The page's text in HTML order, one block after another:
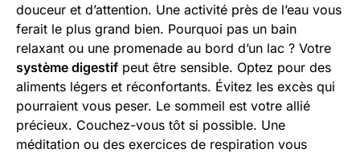
douceur et d’attention. Une activité près de l’eau vous
ferait le plus grand bien. Pourquoi pas un bain
relaxant ou une promenade au bord d’un lac ? Votre
système digestif peut être sensible. Optez pour des
aliments légers et réconfortants. Évitez les excès qui
pourraient vous peser. Le sommeil est votre allié
précieux. Couchez-vous tôt si possible. Une
méditation ou des exercices de respiration vous